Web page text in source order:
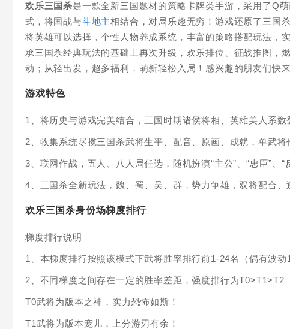
欢乐三国杀是一款全新三国题材的策略卡牌类手游，采用了Q
式，将国战与斗地主相结合，对局乐趣无穷！游戏还原了三国
将英雄可以选择，个性人物养成系统，丰富的策略搭配玩法，
承三国杀经典玩法的基础上再次升级，欢乐排位、征战推图，
动；从轻出发，超多福利，萌新轻松入局！感兴趣的朋友们快来
游戏特色
1、将历史与游戏完美结合，三国时期诸侯将相、英雄美人系
2、收集系统尽揽三国杀武将生平、配音、原画、成就，单武
3、联网作战，五人、八人局任选，随机扮演“主公”、“忠臣”、“
4、三国杀全新玩法，魏、蜀、吴、群，势力争雄，双将配合、
欢乐三国杀身份场梯度排行
梯度排行说明
1、本梯度排行按照该模式下武将胜率排行前1-24名（偶有波
2、不同梯度之间存在一定的胜率差距，强度排行为T0>T1>T2
T0武将为版本之神，实力恐怖如斯！
T1武将为版本宠儿，上分游刃有余！